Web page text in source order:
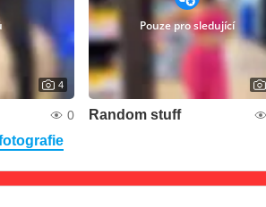
4
0
Pouze pro sledující
Random stuff